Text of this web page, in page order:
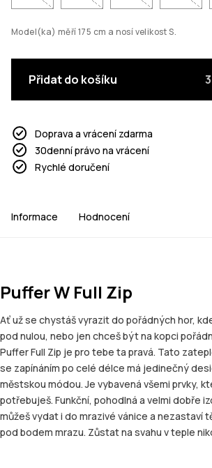
Model(ka) měří 175 cm a nosí velikost S.
Přidat do košíku
Doprava a vrácení zdarma
30denní právo na vrácení
Rychlé doručení
Informace Hodnocení
Puffer W Full Zip
Ať už se chystáš vyrazit do pořádných hor,
pod nulou, nebo jen chceš být na kopci
Puffer Full Zip je pro tebe ta pravá. Tato
se zapínáním po celé délce má jedinečný
městskou módou. Je vybavená všemi prvky,
potřebuješ. Funkční, pohodlná a velmi dobře
můžeš vydat i do mrazivé vánice a nezastaví
pod bodem mrazu. Zůstat na svahu v teple